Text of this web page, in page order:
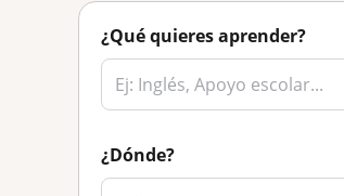
¿Qué quieres aprender?
¿Dónde?